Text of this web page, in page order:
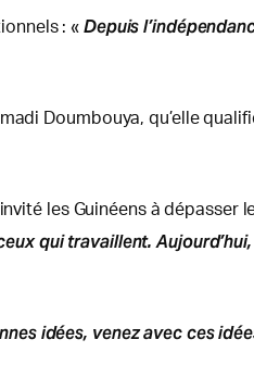
: « Depuis
Doumbouya, qu’elle
les Guinéens à dépasser
qui travaillent.
idées, venez avec ces